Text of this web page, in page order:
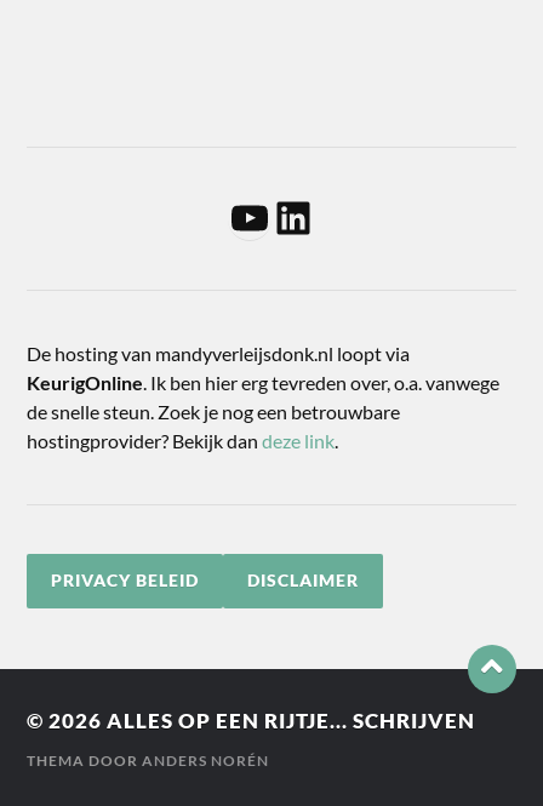
De hosting van mandyverleijsdonk.nl loopt via
KeurigOnline . Ik ben hier erg tevreden over, o.a. vanwege
de snelle steun. Zoek je nog een betrouwbare
hostingprovider? Bekijk dandeze link
PRIVACY BELEID DISCLAIMER
© 2026ALLES OP EEN RIJTJE... SCHRIJVEN
THEMA DOORANDERS NORÉN